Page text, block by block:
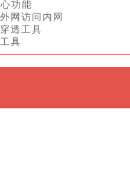
例分析，增强全员的
执行严格的密码策略
企业安全标准，并与
功能
网访问内网
透工具
具